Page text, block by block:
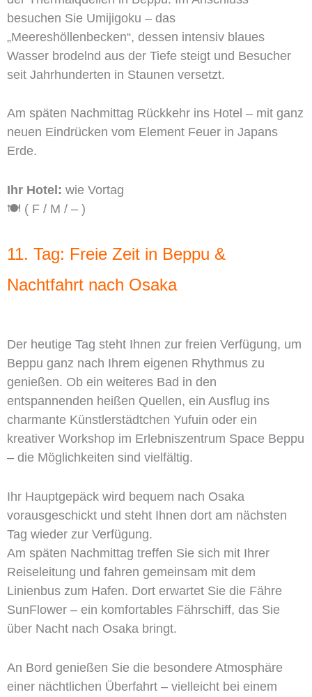
besuchen Sie Umijigoku – das
„Meereshöllenbecken“, dessen intensiv blaues
Wasser brodelnd aus der Tiefe steigt und Besucher
seit Jahrhunderten in Staunen versetzt.
Am späten Nachmittag Rückkehr ins Hotel – mit ganz
neuen Eindrücken vom Element Feuer in Japans
Erde.
Ihr Hotel: wie Vortag
🍽️ ( F / M / – )
11. Tag: Freie Zeit in Beppu &
Nachtfahrt nach Osaka
Der heutige Tag steht Ihnen zur freien Verfügung, um
Beppu ganz nach Ihrem eigenen Rhythmus zu
genießen. Ob ein weiteres Bad in den
entspannenden heißen Quellen, ein Ausflug ins
charmante Künstlerstädtchen Yufuin oder ein
kreativer Workshop im Erlebniszentrum Space Beppu
– die Möglichkeiten sind vielfältig.
Ihr Hauptgepäck wird bequem nach Osaka
vorausgeschickt und steht Ihnen dort am nächsten
Tag wieder zur Verfügung.
Am späten Nachmittag treffen Sie sich mit Ihrer
Reiseleitung und fahren gemeinsam mit dem
Linienbus zum Hafen. Dort erwartet Sie die Fähre
SunFlower – ein komfortables Fährschiff, das Sie
über Nacht nach Osaka bringt.
An Bord genießen Sie die besondere Atmosphäre
einer nächtlichen Überfahrt – vielleicht bei einem